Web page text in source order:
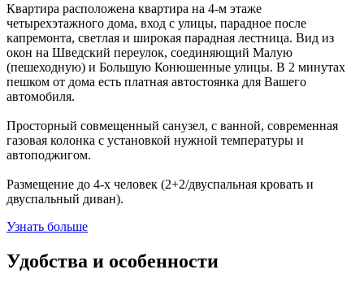
Квартира расположена квартира на 4-м этаже
четырехэтажного дома, вход с улицы, парадное после
капремонта, светлая и широкая парадная лестница. Вид из
окон на Шведский переулок, соединяющий Малую
(пешеходную) и Большую Конюшенные улицы. В 2 минутах
пешком от дома есть платная автостоянка для Вашего
автомобиля.
Просторный совмещенный санузел, с ванной, современная
газовая колонка с установкой нужной температуры и
автоподжигом.
Размещение до 4-х человек (2+2/двуспальная кровать и
двуспальный диван).
Узнать больше
Удобства и особенности